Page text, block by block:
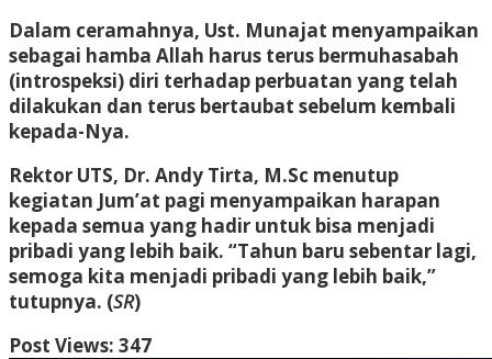
Dalam ceramahnya, Ust. Munajat menyampaikan
sebagai hamba Allah harus terus bermuhasabah
(introspeksi) diri terhadap perbuatan yang telah
dilakukan dan terus bertaubat sebelum kembali
kepada-Nya.
Rektor UTS, Dr. Andy Tirta, M.Sc menutup
kegiatan Jum’at pagi menyampaikan harapan
kepada semua yang hadir untuk bisa menjadi
pribadi yang lebih baik. “Tahun baru sebentar lagi,
semoga kita menjadi pribadi yang lebih baik,”
tutupnya. (SR)
Post Views: 347